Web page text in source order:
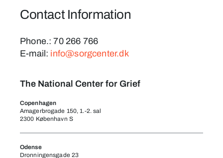
Contact Information
Phone.: 70 266 766
E-mail: info@sorgcenter.dk
The National Center for Grief
Copenhagen
Amagerbrogade 150, 1.-2. sal
2300 København S
Odense
Dronningensgade 23